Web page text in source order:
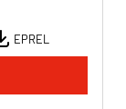
EPREL